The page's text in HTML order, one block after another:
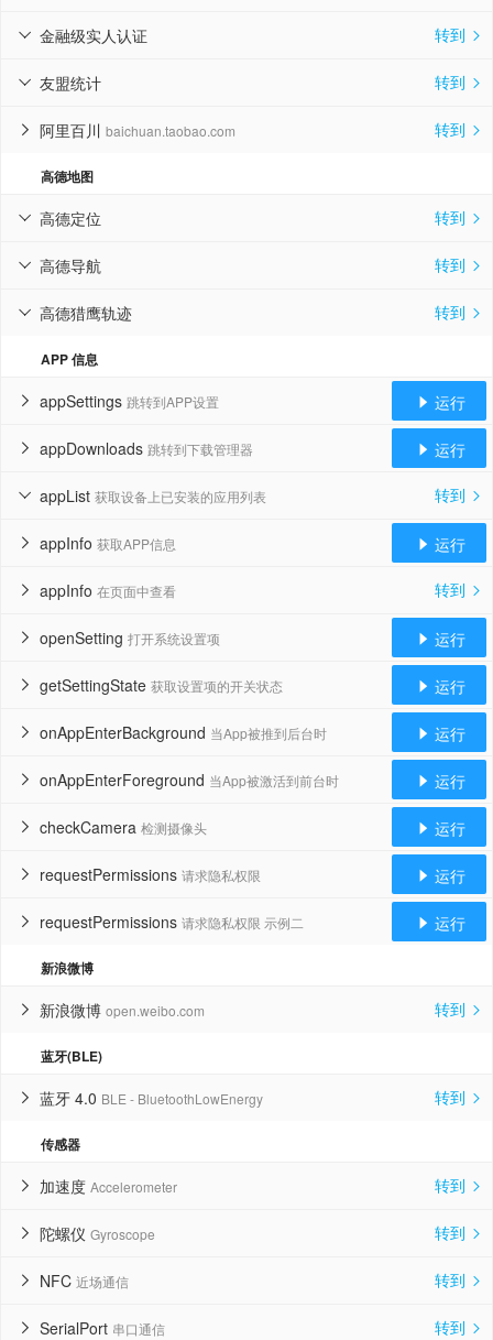
金融级实人认证
 转到 
友盟统计
 转到 
阿里百川 baichuan.taobao.com
 转到 
高德地图
高德定位
 转到 
高德导航
 转到 
高德猎鹰轨迹
 转到 
APP 信息
appSettings 跳转到APP设置
  运行
appDownloads 跳转到下载管理器
  运行
appList 获取设备上已安装的应用列表
 转到 
appInfo 获取APP信息
  运行
appInfo 在页面中查看
 转到 
openSetting 打开系统设置项
  运行
getSettingState 获取设置项的开关状态
  运行
onAppEnterBackground 当App被推到后台时
  运行
onAppEnterForeground 当App被激活到前台时
  运行
checkCamera 检测摄像头
  运行
requestPermissions 请求隐私权限
  运行
requestPermissions 请求隐私权限 示例二
  运行
新浪微博
新浪微博 open.weibo.com
 转到 
蓝牙(BLE)
蓝牙 4.0 BLE - BluetoothLowEnergy
 转到 
传感器
加速度 Accelerometer
 转到 
陀螺仪 Gyroscope
 转到 
NFC 近场通信
 转到 
SerialPort 串口通信
 转到 